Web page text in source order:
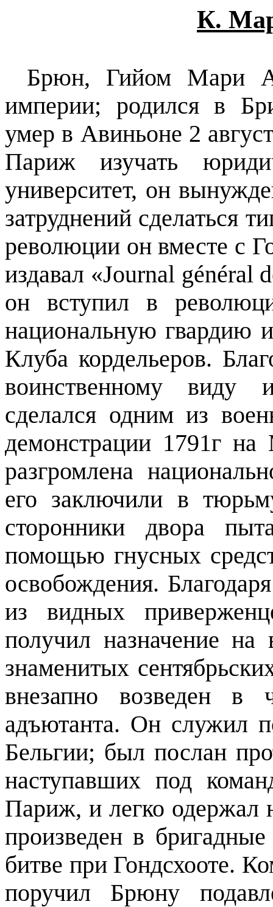
К.
Брюн, Гийом Мари
империи; родился в
умер в Авиньоне 2
Париж изучать
университет, он
затруднений сделаться
революции он вместе с
издавал «Journal général
он вступил в
национальную гвардию
Клуба кордельеров.
воинственному виду
сделался одним из
демонстрации 1791г
разгромлена
его заключили в
сторонники двора
помощью гнусных
освобождения.
из видных
получил назначение
знаменитых
внезапно возведен в
адъютанта. Он служил
Бельгии; был послан
наступавших под
Париж, и легко одержал
произведен в
битве при Гондсхооте.
поручил Брюну